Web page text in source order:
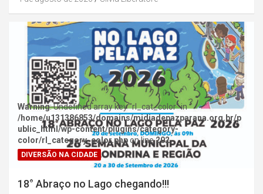
Warning: Undefined array key "rl_cat_color" in
/home/u131386853/domains/midiadepazparana.org.br/p
ublic_html/wp-content/plugins/category-
color/rl_category_color.phpon line202
DIVERSÃO NA CIDADE
18° Abraço no Lago chegando!!!